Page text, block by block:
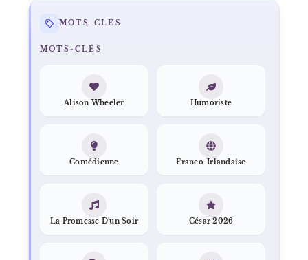
MOTS-CLÉS
MOTS-CLÉS
Alison Wheeler Humoriste
Comédienne Franco-Irlandaise
La Promesse D’un Soir César 2026